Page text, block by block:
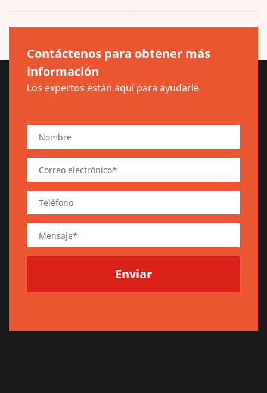
Contáctenos para obtener más
información
Los expertos están aquí para ayudarle